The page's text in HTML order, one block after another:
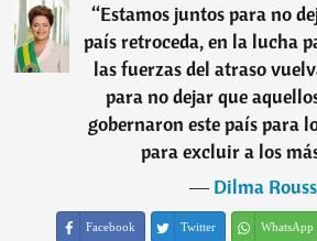
“Estamos juntos para no
país retroceda, en la lucha
las fuerzas del atraso
para no dejar que
gobernaron este país para
para excluir a los
―Dilma
Facebook Twitter WhatsApp